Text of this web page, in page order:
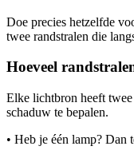
Doe precies hetzelfde
twee randstralen die
Hoeveel
Elke lichtbron heeft
schaduw te bepalen.
• Heb je één lamp? Dan